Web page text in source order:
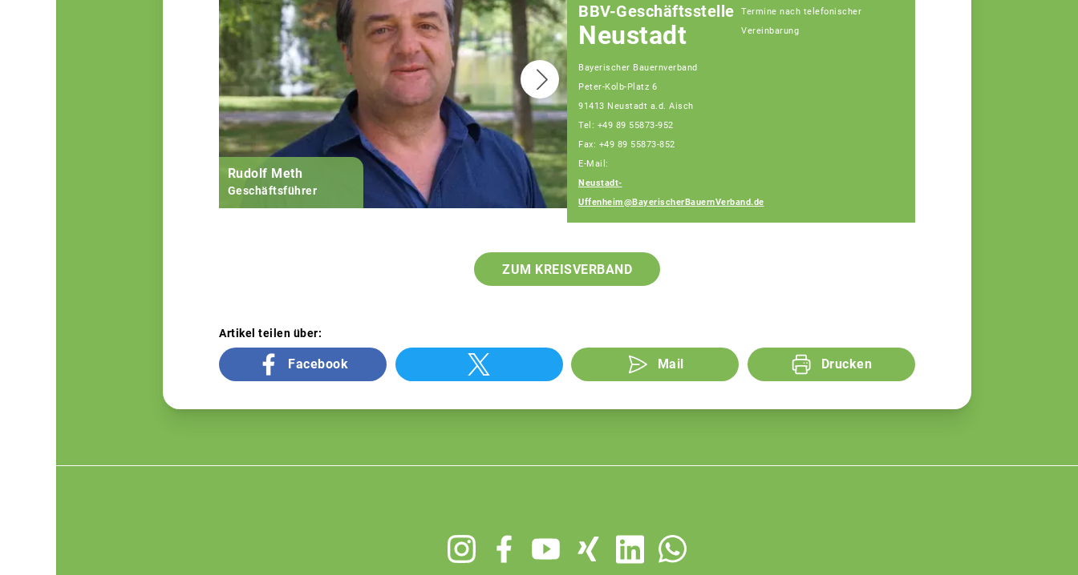
Rudolf Meth
Geschäftsführer Fachberater
BBV-Geschäftsstelle
Neustadt
Bayerischer Bauernverband
Peter-Kolb-Platz 6
91413 Neustadt a.d. Aisch
Tel: +49 89 55873-952
Fax: +49 89 55873-852
E-Mail:
Neustadt-
Uffenheim@BayerischerBauernVerband.de
Termine nach telefonischer
Vereinbarung
ZUM KREISVERBAND
Artikel teilen über:
Facebook Mail Drucken